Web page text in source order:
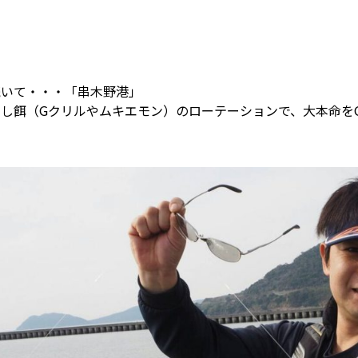
て・・・「串木野港」
餌（Gクリルやムキエモン）のローテーションで、大本命を